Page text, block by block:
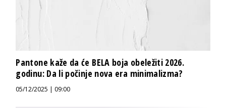
Pantone kaže da će BELA boja obeležiti 2026.
godinu: Da li počinje nova era minimalizma?
05/12/2025 | 09:00